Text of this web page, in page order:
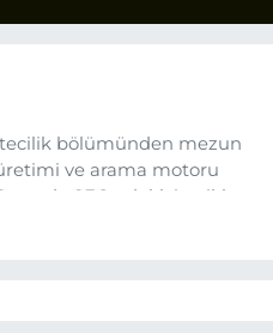
bölümünden mezun
ve arama motoru
anda SEO odaklı içerikler
odaklı yaklaşımı temel